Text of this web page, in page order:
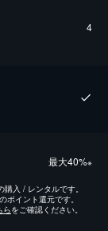
4
最⼤40%※
入 / レンタルです。
イント還元です。
らをご確認ください。